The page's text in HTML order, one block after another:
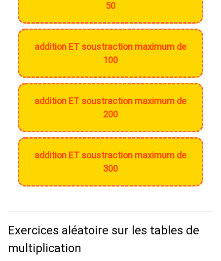
50
addition ET soustraction maximum de
100
addition ET soustraction maximum de
200
addition ET soustraction maximum de
300
Exercices aléatoire sur les tables de
multiplication